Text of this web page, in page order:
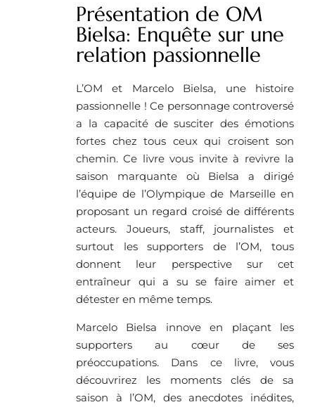
Présentation de OM
Bielsa: Enquête sur une
relation passionnelle
L’OM et Marcelo Bielsa, une histoire
passionnelle ! Ce personnage controversé
a la capacité de susciter des émotions
fortes chez tous ceux qui croisent son
chemin. Ce livre vous invite à revivre la
saison marquante où Bielsa a dirigé
l’équipe de l’Olympique de Marseille en
proposant un regard croisé de différents
acteurs. Joueurs, staff, journalistes et
surtout les supporters de l’OM, tous
donnent leur perspective sur cet
entraîneur qui a su se faire aimer et
détester en même temps.
Marcelo Bielsa innove en plaçant les
supporters au cœur de ses
préoccupations. Dans ce livre, vous
découvrirez les moments clés de sa
saison à l’OM, des anecdotes inédites,